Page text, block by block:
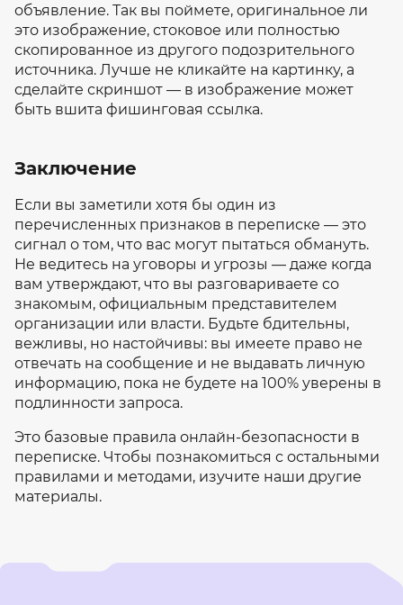
объявление. Так вы поймете, оригинальное ли
это изображение, стоковое или полностью
скопированное из другого подозрительного
источника. Лучше не кликайте на картинку, а
сделайте скриншот — в изображение может
быть вшита фишинговая ссылка.
Заключение
Если вы заметили хотя бы один из
перечисленных признаков в переписке — это
сигнал о том, что вас могут пытаться обмануть.
Не ведитесь на уговоры и угрозы — даже когда
вам утверждают, что вы разговариваете со
знакомым, официальным представителем
организации или власти. Будьте бдительны,
вежливы, но настойчивы: вы имеете право не
отвечать на сообщение и не выдавать личную
информацию, пока не будете на 100% уверены в
подлинности запроса.
Это базовые правила онлайн-безопасности в
переписке. Чтобы познакомиться с остальными
правилами и методами, изучите наши другие
материалы.